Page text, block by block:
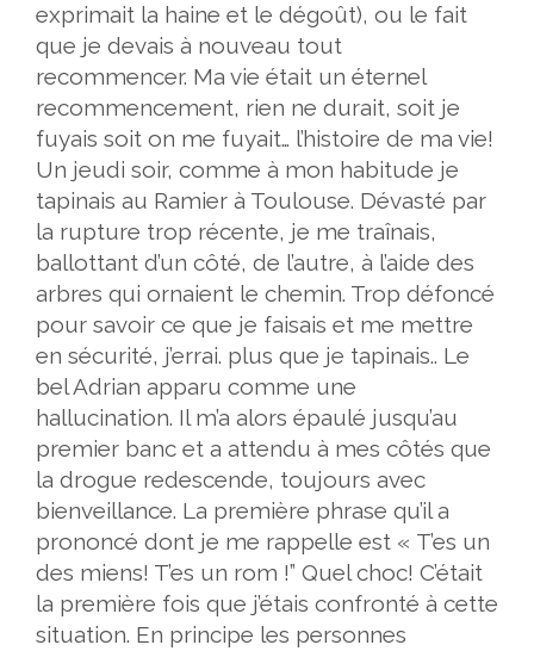
exprimait la haine et le dégoût), ou le fait
que je devais à nouveau tout
recommencer. Ma vie était un éternel
recommencement, rien ne durait, soit je
fuyais soit on me fuyait… l’histoire de ma vie!
Un jeudi soir, comme à mon habitude je
tapinais au Ramier à Toulouse. Dévasté par
la rupture trop récente, je me traînais,
ballottant d’un côté, de l’autre, à l’aide des
arbres qui ornaient le chemin. Trop défoncé
pour savoir ce que je faisais et me mettre
en sécurité, j’errai. plus que je tapinais.. Le
bel Adrian apparu comme une
hallucination. Il m’a alors épaulé jusqu’au
premier banc et a attendu à mes côtés que
la drogue redescende, toujours avec
bienveillance. La première phrase qu’il a
prononcé dont je me rappelle est « T’es un
des miens! T’es un rom !” Quel choc! C’était
la première fois que j’étais confronté à cette
situation. En principe les personnes